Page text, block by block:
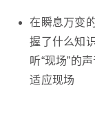
在瞬息万变
握了什么知
听“现场”的声
适应现场